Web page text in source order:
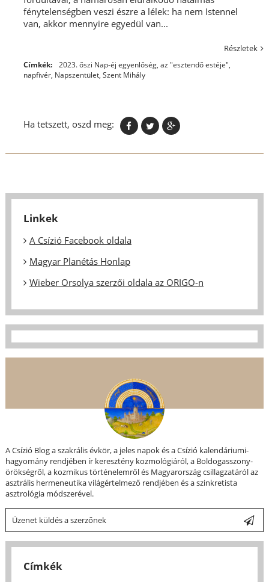
fénytelenségben veszi észre a lélek: ha nem Istennel
van, akkor mennyire egyedül van...
Részletek
Címkék: 2023. őszi Nap-éj egyenlőség, az "esztendő estéje",
napfivér, Napszentület, Szent Mihály
Ha tetszett, oszd meg:
Linkek
A Csízió Facebook oldala
Magyar Planétás Honlap
Wieber Orsolya szerzői oldala az ORIGO-n
A Csízió Blog a szakrális évkör, a jeles napok és a Csízió kalendáriumi-
hagyomány rendjében ír keresztény kozmológiáról, a Boldogasszony-
örökségről, a kozmikus történelemről és Magyarország csillagzatáról az
asztrális hermeneutika világértelmező rendjében és a szinkretista
asztrológia módszerével.
Üzenet küldés a szerzőnek
Címkék